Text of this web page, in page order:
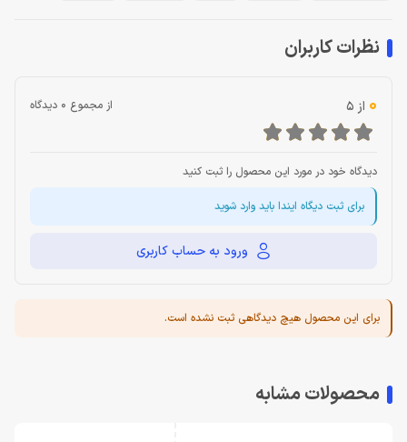
نظرات کاربران
0 از 5 از مجموع 0 دیدگاه
دیدگاه خود در مورد این محصول را ثبت کنید
برای ثبت دیگاه ایندا باید وارد شوید
ورود به حساب کاربری
برای این محصول هیچ دیدگاهی ثبت نشده است.
محصولات مشابه